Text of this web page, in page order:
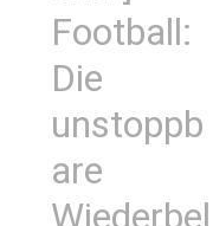
Football:
Die
unstoppb
are
Wiederbel